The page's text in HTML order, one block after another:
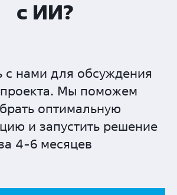
с ИИ?
с нами для обсуждения
Мы поможем
оптимальную
и запустить решение
4-6 месяцев